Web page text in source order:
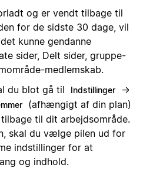
og er vendt tilbage til
for de sidste 30 dage, vil
kunne gendanne
sider, Delt sider, gruppe-
medlemskab.
du blot gå til
Indstillinger →
(afhængigt af din plan)
til dit arbejdsområde.
skal du vælge pilen ud for
indstillinger for at
og indhold.